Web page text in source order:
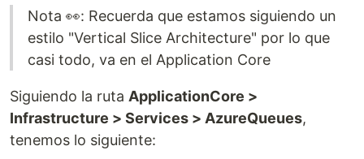
Nota 👀: Recuerda que estamos siguiendo un
estilo "Vertical Slice Architecture" por lo que
casi todo, va en el Application Core
Siguiendo la ruta ApplicationCore >
Infrastructure > Services > AzureQueues,
tenemos lo siguiente: